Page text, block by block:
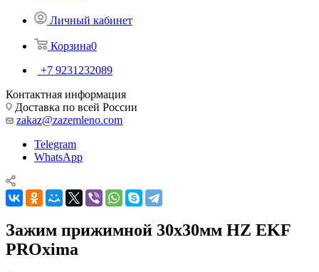
Личный кабинет
Корзина0
+7 9231232089
Контактная информация
Доставка по всей России
zakaz@zazemleno.com
Telegram
WhatsApp
Зажим прижимной 30х30мм HZ EKF
PROxima